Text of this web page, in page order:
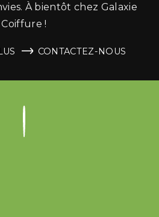
À bientôt chez Galaxie
Coiffure !
CONTACTEZ-NOUS